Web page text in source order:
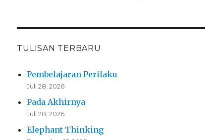
TULISAN TERBARU
Pembelajaran Perilaku
Juli 28, 2026
Pada Akhirnya
Juli 28, 2026
Elephant Thinking